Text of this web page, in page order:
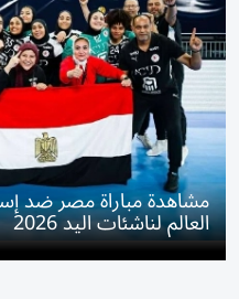
مشاهدة مباراة مصر ضد
العالم لناشئات اليد 2026